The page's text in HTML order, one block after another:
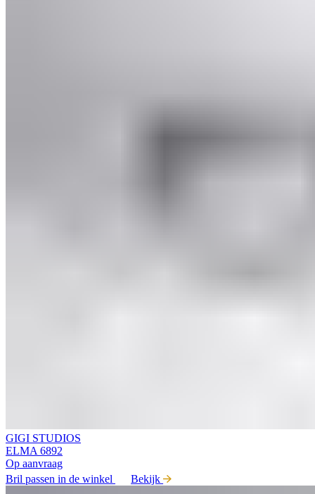
GIGI STUDIOS
ELMA 6892
Op aanvraag
Bril passen in de winkel
Bekijk